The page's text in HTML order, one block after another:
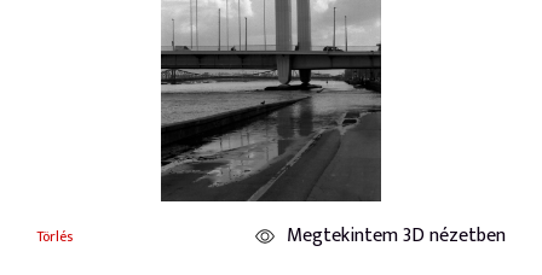
Törlés Megtekintem 3D nézetben